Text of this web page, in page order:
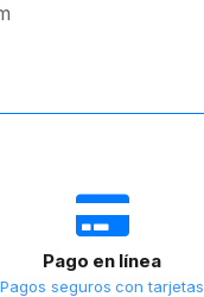
Pago en línea
Pagos seguros con tarjetas